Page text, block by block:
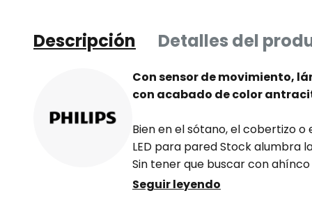
Descripción Detalles del
Con sensor de movimiento,
con acabado de color
Bien en el sótano, el cobertizo
LED para pared Stock alumbra
Sin tener que buscar con
la lámpara cuenta con un
Seguir leyendo